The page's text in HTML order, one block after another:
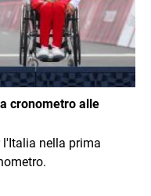
cronometro alle
nella prima